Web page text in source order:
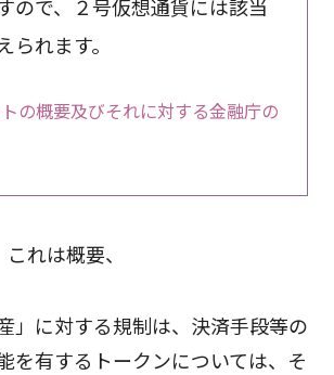
ので、２号仮想通貨には該当
られます。
の概要及びそれに対する金融庁の
れは概要、
」に対する規制は、決済手段等の
を有するトークンについては、そ